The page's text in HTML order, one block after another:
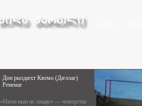
Дон рыздæхт Квемо (Дæллаг)
Ренемæ
«Ничи нын ис хицау» — чемерттаг